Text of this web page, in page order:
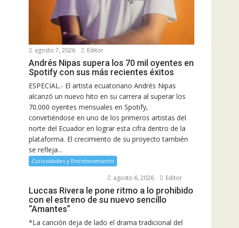
agosto 7, 2026 Editor
Andrés Nipas supera los 70 mil oyentes en
Spotify con sus más recientes éxitos
ESPECIAL.- El artista ecuatoriano Andrés Nipas
alcanzó un nuevo hito en su carrera al superar los
70.000 oyentes mensuales en Spotify,
convirtiéndose en uno de los primeros artistas del
norte del Ecuador en lograr esta cifra dentro de la
plataforma. El crecimiento de su proyecto también
se refleja...
Curiosidades y Entretenimiento
agosto 6, 2026 Editor
Luccas Rivera le pone ritmo a lo prohibido
con el estreno de su nuevo sencillo
“Amantes”
*La canción deja de lado el drama tradicional del